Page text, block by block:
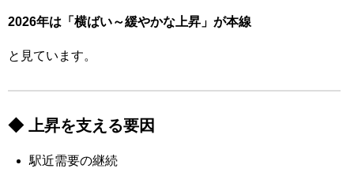
2026年は「横ばい～緩やかな上昇」が本線
と見ています。
◆ 上昇を支える要因
駅近需要の継続